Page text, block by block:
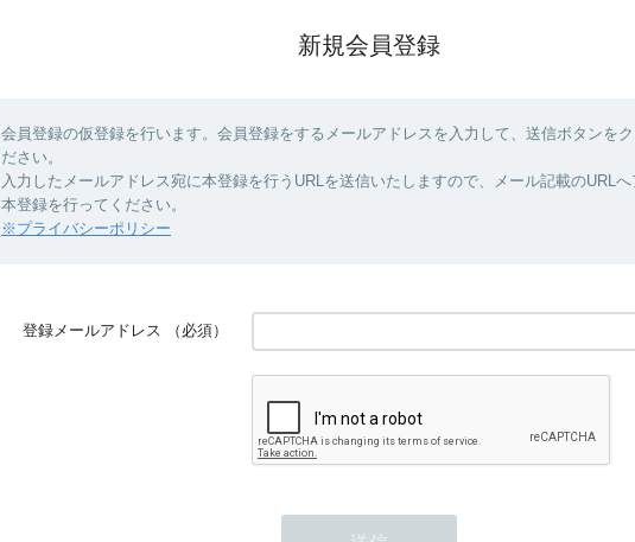
新規会員登録
会員登録の仮登録を行います。会員登録をするメールアドレスを入力して、送信ボタンをク
ださい。
入力したメールアドレス宛に本登録を行うURLを送信いたしますので、メール記載のURLへ
本登録を行ってください。
※プライバシーポリシー
登録メールアドレス （必須）